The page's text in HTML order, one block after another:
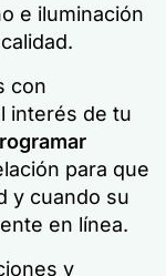
e iluminación
con
interés de tu
para que
y cuando su
en línea.
y